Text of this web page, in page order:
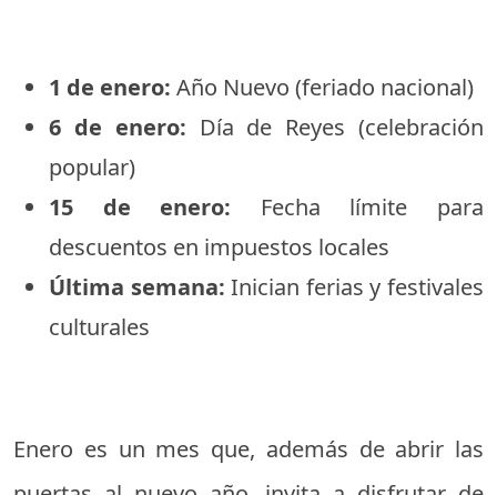
1 de enero: Año Nuevo (feriado nacional)
6 de enero: Día de Reyes (celebración
popular)
15 de enero: Fecha límite para
descuentos en impuestos locales
Última semana: Inician ferias y festivales
culturales
Enero es un mes que, además de abrir las